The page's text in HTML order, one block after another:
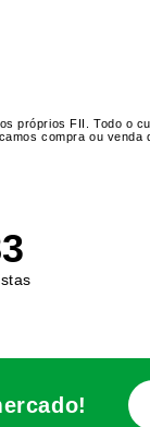
próprios FII. Todo o
compra ou venda